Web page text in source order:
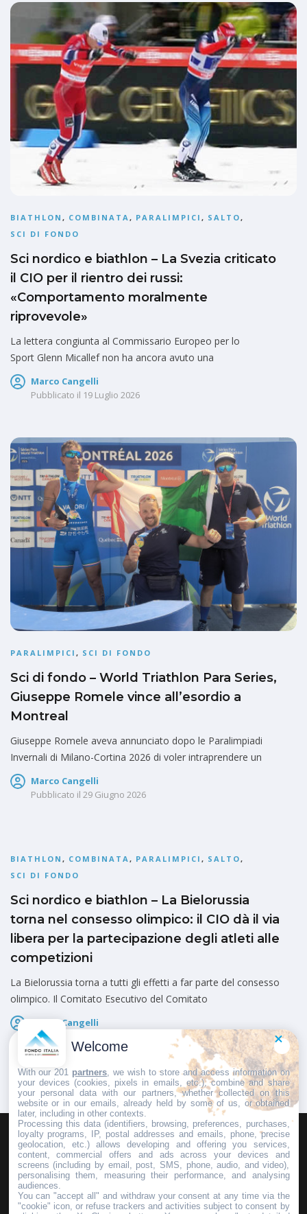
BIATHLON , COMBINATA, PARALIMPICI , SALTO,
SCI DI FONDO
Sci nordico e biathlon – La Svezia criticato
il CIO per il rientro dei russi:
«Comportamento moralmente
riprovevole»
La lettera congiunta al Commissario Europeo per lo
Sport Glenn Micallef non ha ancora avuto una
Marco Cangelli
Pubblicato il 19 Luglio 2026
PARALIMPICI , SCI DI FONDO
Sci di fondo – World Triathlon Para Series,
Giuseppe Romele vince all’esordio a
Montreal
Giuseppe Romele aveva annunciato dopo le Paralimpiadi
Invernali di Milano-Cortina 2026 di voler intraprendere un
Marco Cangelli
Pubblicato il 29 Giugno 2026
BIATHLON , COMBINATA, PARALIMPICI , SALTO,
SCI DI FONDO
Sci nordico e biathlon – La Bielorussia
torna nel consesso olimpico: il CIO dà il via
libera per la partecipazione degli atleti alle
competizioni
La Bielorussia torna a tutti gli effetti a far parte del consesso
olimpico. Il Comitato Esecutivo del Comitato
Marco Cangelli
Pubblicato il
HOMEPAGEREDAZIONEINVIA UN COMUNICATO STAMPA
PUBBLICITÀSCRIVI AL DIRETTORE
Welcome
With our 201 partners , we wish to store and access information on
your devices (cookies, pixels in emails, etc.), combine and share
your personal data with our partners, whether collected on this
website or in our emails, already held by some of us, or obtained
later, including in other contexts.
Processing this data (identifiers, browsing, preferences, purchases,
loyalty programs, IP, postal addresses and emails, phone, precise
geolocation, etc.) allows developing and offering you services,
content, commercial offers and ads across your devices and
screens (including by email, post, SMS, phone, audio, and video),
personalising them, measuring their performance, and analysing
audiences.
You can "accept all" and withdraw your consent at any time via the
"cookie" icon, or refuse trackers and activities subject to consent by